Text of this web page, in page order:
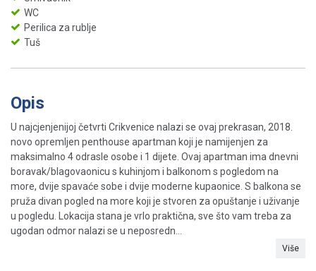
WC
Perilica za rublje
Tuš
Opis
U najcjenjenijoj četvrti Crikvenice nalazi se ovaj prekrasan, 2018.
novo opremljen penthouse apartman koji je namijenjen za
maksimalno 4 odrasle osobe i 1 dijete. Ovaj apartman ima dnevni
boravak/blagovaonicu s kuhinjom i balkonom s pogledom na
more, dvije spavaće sobe i dvije moderne kupaonice. S balkona se
pruža divan pogled na more koji je stvoren za opuštanje i uživanje
u pogledu. Lokacija stana je vrlo praktična, sve što vam treba za
ugodan odmor nalazi se u neposredn...
Više